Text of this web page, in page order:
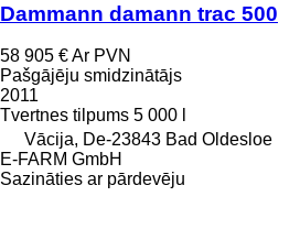
Dammann damann trac 500
58 905 €Ar PVN
Pašgājēju smidzinātājs
2011
Tvertnes tilpums 5 000 l
Vācija, De-23843 Bad Oldesloe
E-FARM GmbH
Sazināties ar pārdevēju